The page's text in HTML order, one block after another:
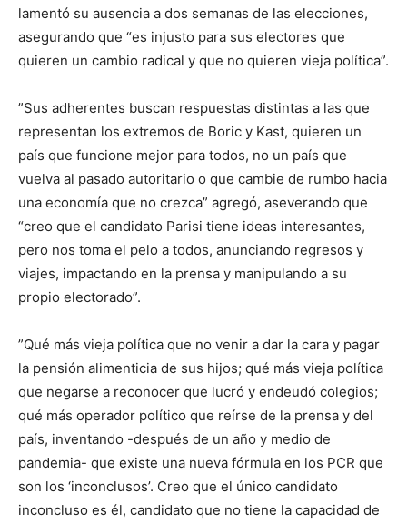
lamentó su ausencia a dos semanas de las elecciones,
asegurando que “es injusto para sus electores que
quieren un cambio radical y que no quieren vieja política”.
”Sus adherentes buscan respuestas distintas a las que
representan los extremos de Boric y Kast, quieren un
país que funcione mejor para todos, no un país que
vuelva al pasado autoritario o que cambie de rumbo hacia
una economía que no crezca” agregó, aseverando que
“creo que el candidato Parisi tiene ideas interesantes,
pero nos toma el pelo a todos, anunciando regresos y
viajes, impactando en la prensa y manipulando a su
propio electorado”.
”Qué más vieja política que no venir a dar la cara y pagar
la pensión alimenticia de sus hijos; qué más vieja política
que negarse a reconocer que lucró y endeudó colegios;
qué más operador político que reírse de la prensa y del
país, inventando -después de un año y medio de
pandemia- que existe una nueva fórmula en los PCR que
son los ‘inconclusos’. Creo que el único candidato
inconcluso es él, candidato que no tiene la capacidad de